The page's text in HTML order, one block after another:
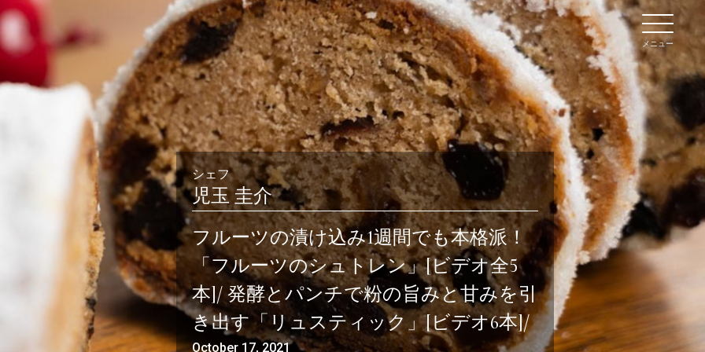
メニュー
会員登録
ログイン
ンキュイカルテ
公開収録レッスン
ビアンキュイライブ
修了証について
シェフ
児玉 圭介
フルーツの漬け込み1週間でも本格派！
「フルーツのシュトレン」[ビデオ全5
本]/ 発酵とパンチで粉の旨みと甘みを引
き出す「リュスティック」[ビデオ6本]/
October 17, 2021